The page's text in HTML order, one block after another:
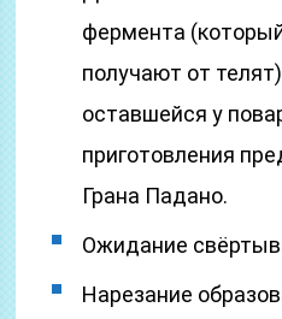
фермента
получают от
оставшейся у
приготовления
Грана Падано.
Ожидание
Нарезание